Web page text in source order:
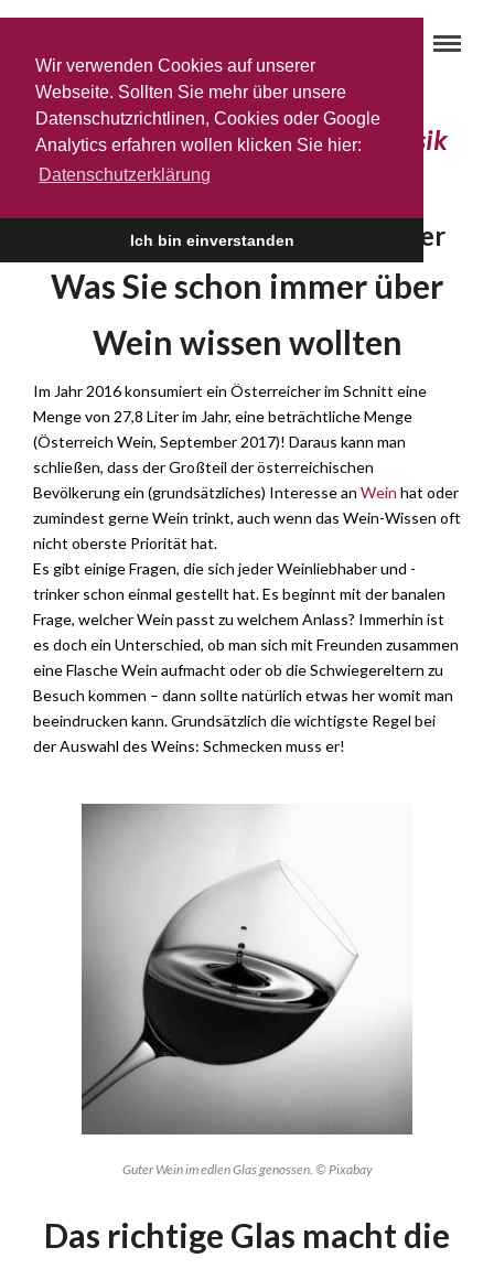
Wir verwenden Cookies auf unserer
Webseite. Sollten Sie mehr über unsere
Datenschutzrichtlinen, Cookies oder Google
Analytics erfahren wollen klicken Sie hier:
Datenschutzerklärung
Ich bin einverstanden
Das richtige Glas macht die Musik
21. MÄRZ 2018
Tipps & Tricks für Weinliebhaber
Was Sie schon immer über
Wein wissen wollten
Im Jahr 2016 konsumiert ein Österreicher im Schnitt eine
Menge von 27,8 Liter im Jahr, eine beträchtliche Menge
(Österreich Wein, September 2017)! Daraus kann man
schließen, dass der Großteil der österreichischen
Bevölkerung ein (grundsätzliches) Interesse an Wein hat oder
zumindest gerne Wein trinkt, auch wenn das Wein-Wissen oft
nicht oberste Priorität hat.
Es gibt einige Fragen, die sich jeder Weinliebhaber und -
trinker schon einmal gestellt hat. Es beginnt mit der banalen
Frage, welcher Wein passt zu welchem Anlass? Immerhin ist
es doch ein Unterschied, ob man sich mit Freunden zusammen
eine Flasche Wein aufmacht oder ob die Schwiegereltern zu
Besuch kommen – dann sollte natürlich etwas her womit man
beeindrucken kann. Grundsätzlich die wichtigste Regel bei
der Auswahl des Weins: Schmecken muss er!
Guter Wein im edlen Glas genossen. © Pixabay
Das richtige Glas macht die